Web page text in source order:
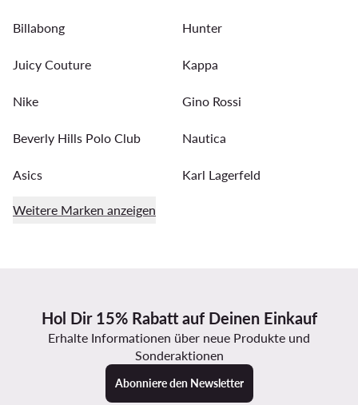
Billabong Hunter
Juicy Couture Kappa
Nike Gino Rossi
Beverly Hills Polo Club Nautica
Asics Karl Lagerfeld
Weitere Marken anzeigen
Hol Dir 15% Rabatt auf Deinen Einkauf
Erhalte Informationen über neue Produkte und
Sonderaktionen
Abonniere den Newsletter